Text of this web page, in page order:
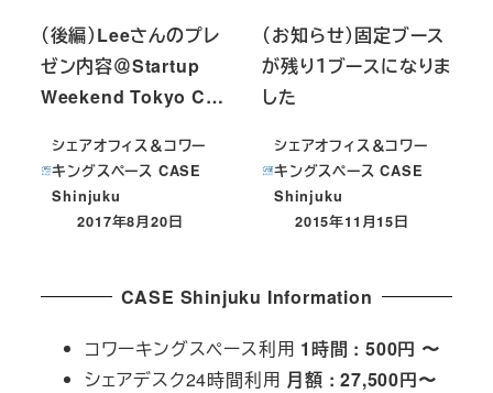
（後編）Leeさんのプレ
ゼン内容＠Startup
Weekend Tokyo C…
シェアオフィス＆コワー
キングスペース CASE
Shinjuku
投稿日
2017年8月20日
（お知らせ）固定ブース
が残り１ブースになりま
した
シェアオフィス＆コワー
キングスペース CASE
Shinjuku
投稿日
2015年11月15日
CASE Shinjuku Information
コワーキングスペース利用 1時間 : 500円 〜
シェアデスク24時間利用 月額 : 27,500円〜